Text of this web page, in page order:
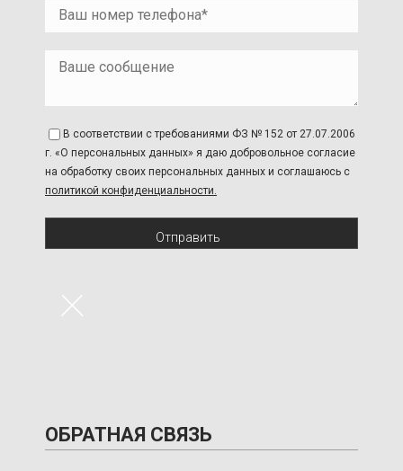
В соответствии с требованиями ФЗ № 152 от 27.07.2006
г. «О персональных данных» я даю добровольное согласие
на обработку своих персональных данных и соглашаюсь с
политикой конфиденциальности.
Отправить
×
ОБРАТНАЯ СВЯЗЬ